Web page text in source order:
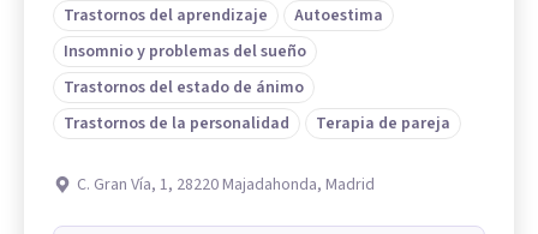
Trastornos del aprendizaje
Autoestima
Insomnio y problemas del sueño
Trastornos del estado de ánimo
Trastornos de la personalidad
Terapia de pareja
C. Gran Vía, 1, 28220 Majadahonda, Madrid